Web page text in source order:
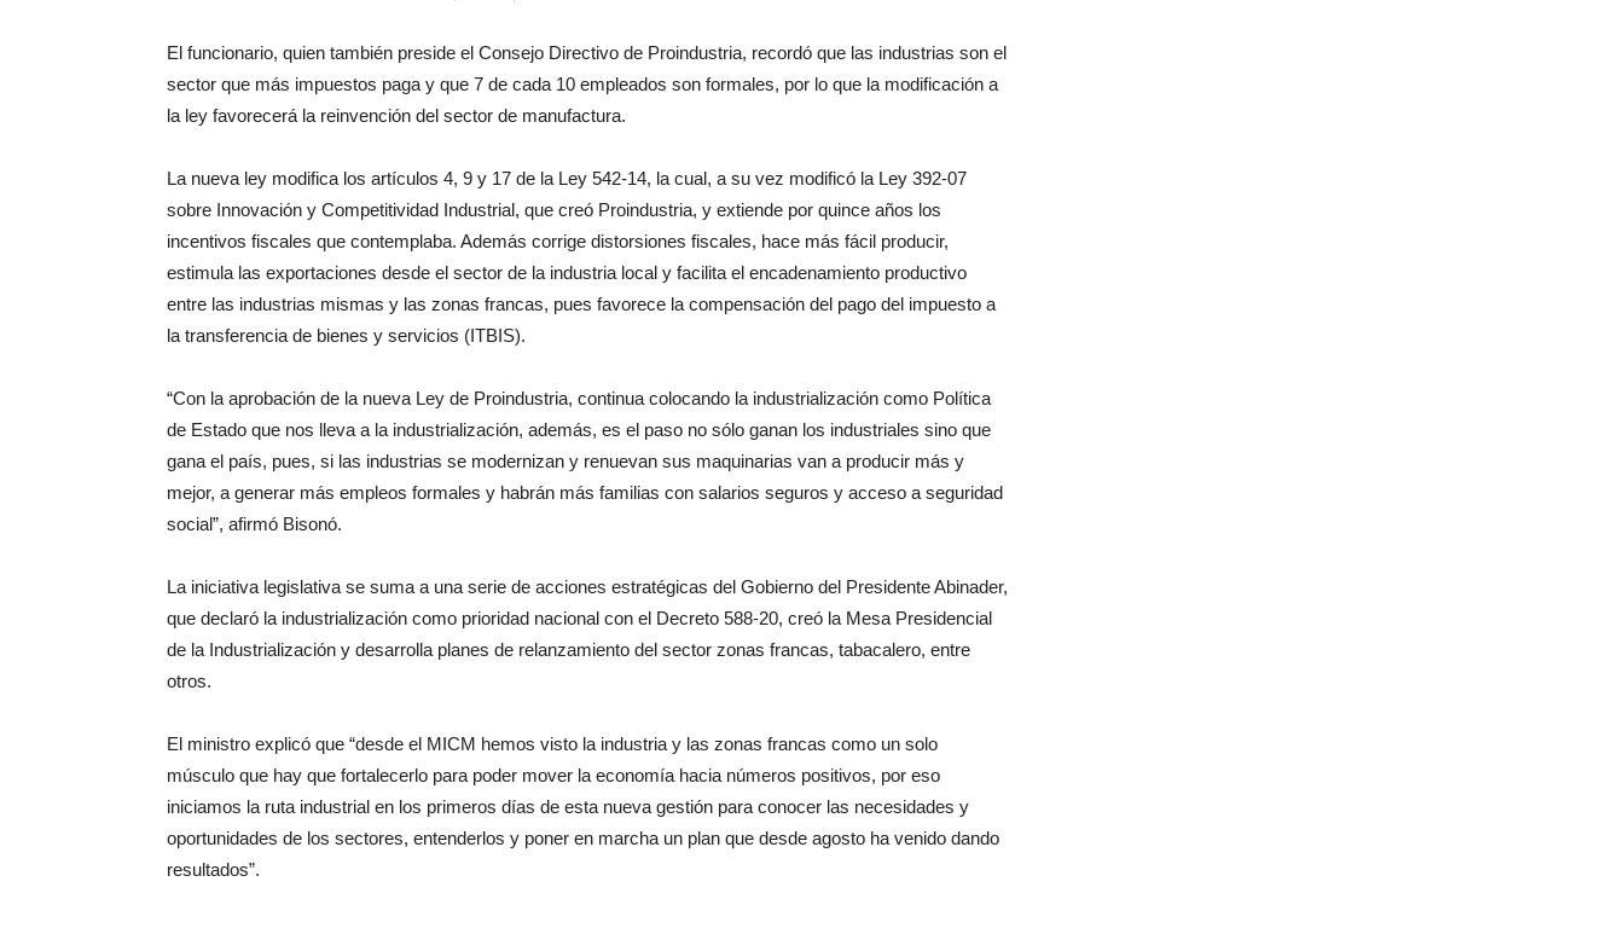
El funcionario, quien también preside el Consejo Directivo de Proindustria, recordó que las industrias son el
sector que más impuestos paga y que 7 de cada 10 empleados son formales, por lo que la modificación a
la ley favorecerá la reinvención del sector de manufactura.
La nueva ley modifica los artículos 4, 9 y 17 de la Ley 542-14, la cual, a su vez modificó la Ley 392-07
sobre Innovación y Competitividad Industrial, que creó Proindustria, y extiende por quince años los
incentivos fiscales que contemplaba. Además corrige distorsiones fiscales, hace más fácil producir,
estimula las exportaciones desde el sector de la industria local y facilita el encadenamiento productivo
entre las industrias mismas y las zonas francas, pues favorece la compensación del pago del impuesto a
la transferencia de bienes y servicios (ITBIS).
“Con la aprobación de la nueva Ley de Proindustria, continua colocando la industrialización como Política
de Estado que nos lleva a la industrialización, además, es el paso no sólo ganan los industriales sino que
gana el país, pues, si las industrias se modernizan y renuevan sus maquinarias van a producir más y
mejor, a generar más empleos formales y habrán más familias con salarios seguros y acceso a seguridad
social”, afirmó Bisonó.
La iniciativa legislativa se suma a una serie de acciones estratégicas del Gobierno del Presidente Abinader,
que declaró la industrialización como prioridad nacional con el Decreto 588-20, creó la Mesa Presidencial
de la Industrialización y desarrolla planes de relanzamiento del sector zonas francas, tabacalero, entre
otros.
El ministro explicó que “desde el MICM hemos visto la industria y las zonas francas como un solo
músculo que hay que fortalecerlo para poder mover la economía hacia números positivos, por eso
iniciamos la ruta industrial en los primeros días de esta nueva gestión para conocer las necesidades y
oportunidades de los sectores, entenderlos y poner en marcha un plan que desde agosto ha venido dando
resultados”.